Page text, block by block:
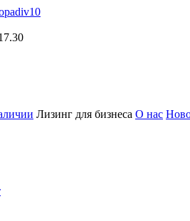
Лизинг для бизнеса О нас